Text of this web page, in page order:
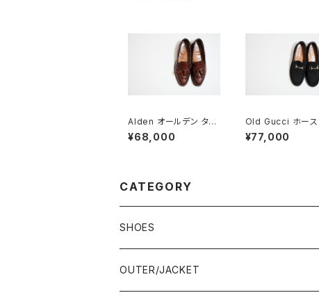
Alden オールデン タッ
セルローファー #560
8 D
¥68,000
Old Gucci ホース
トローファー 36C
ラバーソール
¥77,000
CATEGORY
SHOES
21.5-22.0 cm
OUTER/JACKET